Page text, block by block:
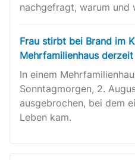
nachgefragt, warum und
Frau stirbt bei Brand im
Mehrfamilienhaus
In einem
Sonntagmorgen, 2.
ausgebrochen, bei dem
Leben kam.